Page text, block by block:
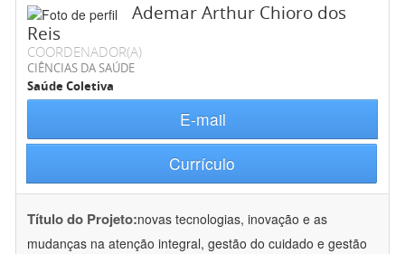
Ademar Arthur Chioro dos
Reis
COORDENADOR(A)
CIÊNCIAS DA SAÚDE
Saúde Coletiva
E-mail
Currículo
Título do Projeto:novas tecnologias, inovação e as
mudanças na atenção integral, gestão do cuidado e gestão